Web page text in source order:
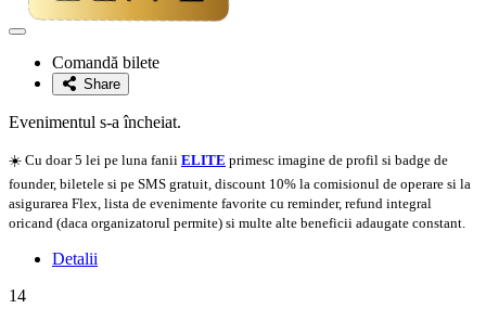
Adaugă
favoriteComandă bilete
Share
Evenimentul s-a încheiat.
☀️ Cu doar 5 lei pe luna fanii ELITE primesc imagine de profil si badge de
founder, biletele si pe SMS gratuit, discount 10% la comisionul de operare si la
asigurarea Flex, lista de evenimente favorite cu reminder, refund integral
oricand (daca organizatorul permite) si multe alte beneficii adaugate constant.
Detalii
14